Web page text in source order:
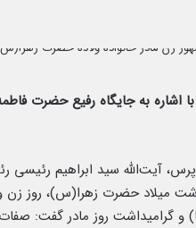
اشاره به جایگاه رفیع حضرت
آیت‌الله سید ابراهیم
میلاد حضرت زهرا(س)، روز زن
و گرامیداشت روز مادر گفت: